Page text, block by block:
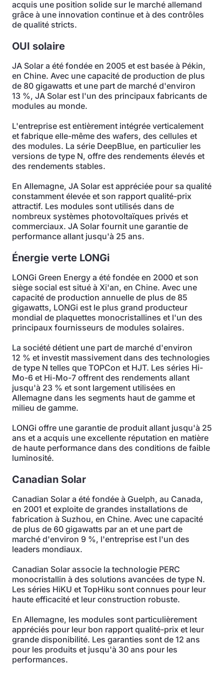
acquis une position solide sur le marché allemand
grâce à une innovation continue et à des contrôles
de qualité stricts.
OUI solaire
JA Solar a été fondée en 2005 et est basée à Pékin,
en Chine. Avec une capacité de production de plus
de 80 gigawatts et une part de marché d'environ
13 %, JA Solar est l'un des principaux fabricants de
modules au monde.
L'entreprise est entièrement intégrée verticalement
et fabrique elle-même des wafers, des cellules et
des modules. La série DeepBlue, en particulier les
versions de type N, offre des rendements élevés et
des rendements stables.
En Allemagne, JA Solar est appréciée pour sa qualité
constamment élevée et son rapport qualité-prix
attractif. Les modules sont utilisés dans de
nombreux systèmes photovoltaïques privés et
commerciaux. JA Solar fournit une garantie de
performance allant jusqu'à 25 ans.
Énergie verte LONGi
LONGi Green Energy a été fondée en 2000 et son
siège social est situé à Xi'an, en Chine. Avec une
capacité de production annuelle de plus de 85
gigawatts, LONGi est le plus grand producteur
mondial de plaquettes monocristallines et l'un des
principaux fournisseurs de modules solaires.
La société détient une part de marché d'environ
12 % et investit massivement dans des technologies
de type N telles que TOPCon et HJT. Les séries Hi-
Mo-6 et Hi-Mo-7 offrent des rendements allant
jusqu'à 23 % et sont largement utilisées en
Allemagne dans les segments haut de gamme et
milieu de gamme.
LONGi offre une garantie de produit allant jusqu'à 25
ans et a acquis une excellente réputation en matière
de haute performance dans des conditions de faible
luminosité.
Canadian Solar
Canadian Solar a été fondée à Guelph, au Canada,
en 2001 et exploite de grandes installations de
fabrication à Suzhou, en Chine. Avec une capacité
de plus de 60 gigawatts par an et une part de
marché d'environ 9 %, l'entreprise est l'un des
leaders mondiaux.
Canadian Solar associe la technologie PERC
monocristallin à des solutions avancées de type N.
Les séries HiKU et TopHiku sont connues pour leur
haute efficacité et leur construction robuste.
En Allemagne, les modules sont particulièrement
appréciés pour leur bon rapport qualité-prix et leur
grande disponibilité. Les garanties sont de 12 ans
pour les produits et jusqu'à 30 ans pour les
performances.